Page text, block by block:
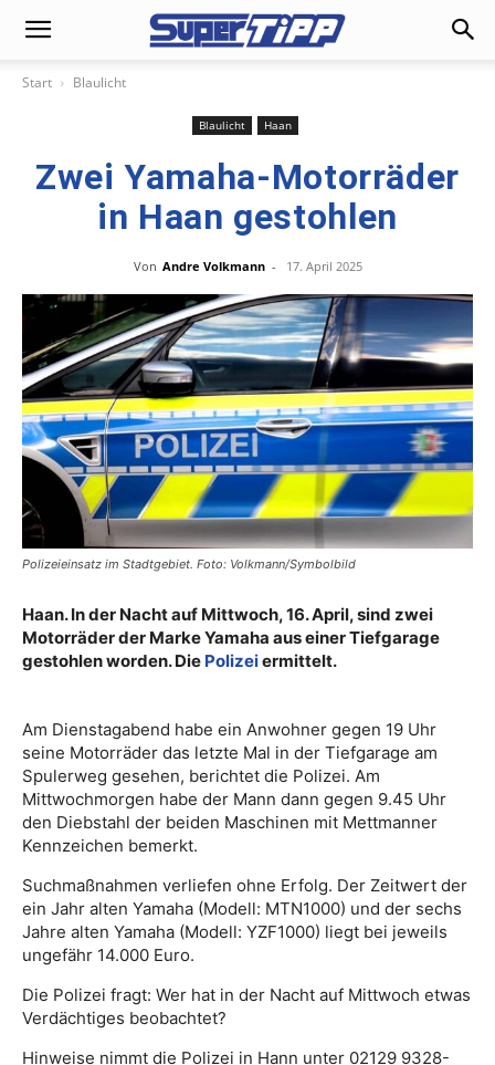
Start Blaulicht
Blaulicht Haan
Zwei Yamaha-Motorräder
in Haan gestohlen
Von Andre Volkmann - 17. April 2025
Polizeieinsatz im Stadtgebiet. Foto: Volkmann/Symbolbild
Haan. In der Nacht auf Mittwoch, 16. April, sind zwei
Motorräder der Marke Yamaha aus einer Tiefgarage
gestohlen worden. Die Polizeiermittelt.
Am Dienstagabend habe ein Anwohner gegen 19 Uhr
seine Motorräder das letzte Mal in der Tiefgarage am
Spulerweg gesehen, berichtet die Polizei. Am
Mittwochmorgen habe der Mann dann gegen 9.45 Uhr
den Diebstahl der beiden Maschinen mit Mettmanner
Kennzeichen bemerkt.
Suchmaßnahmen verliefen ohne Erfolg. Der Zeitwert der
ein Jahr alten Yamaha (Modell: MTN1000) und der sechs
Jahre alten Yamaha (Modell: YZF1000) liegt bei jeweils
ungefähr 14.000 Euro.
Die Polizei fragt: Wer hat in der Nacht auf Mittwoch etwas
Verdächtiges beobachtet?
Hinweise nimmt die Polizei in Hann unter 02129 9328-